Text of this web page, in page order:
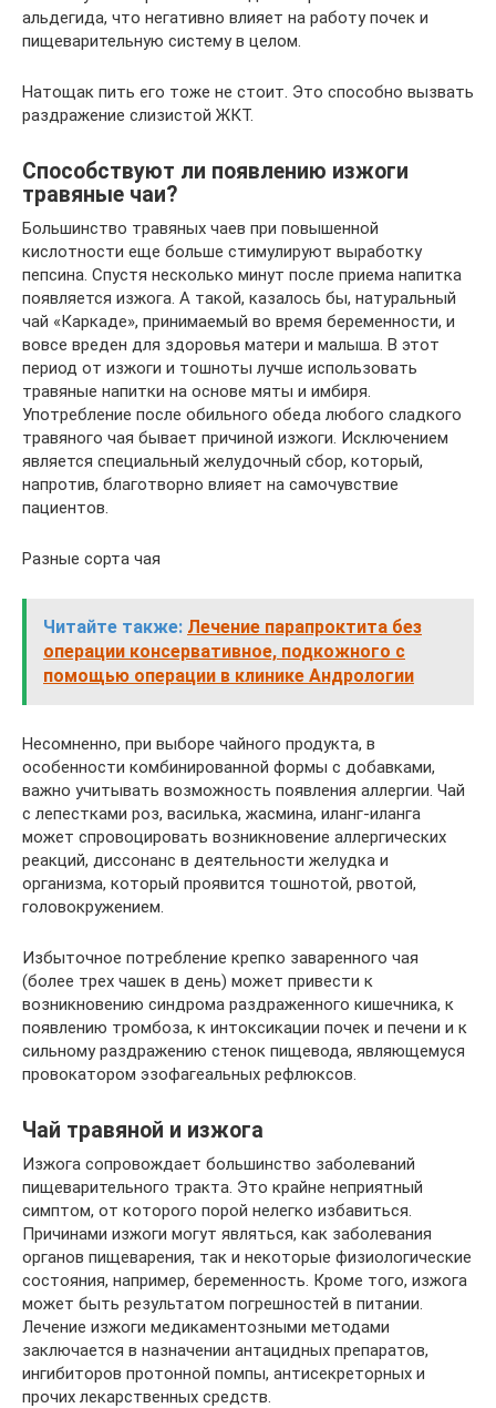
альдегида, что негативно влияет на работу почек и
пищеварительную систему в целом.
Натощак пить его тоже не стоит. Это способно вызвать
раздражение слизистой ЖКТ.
Способствуют ли появлению изжоги
травяные чаи?
Большинство травяных чаев при повышенной
кислотности еще больше стимулируют выработку
пепсина. Спустя несколько минут после приема напитка
появляется изжога. А такой, казалось бы, натуральный
чай «Каркаде», принимаемый во время беременности, и
вовсе вреден для здоровья матери и малыша. В этот
период от изжоги и тошноты лучше использовать
травяные напитки на основе мяты и имбиря.
Употребление после обильного обеда любого сладкого
травяного чая бывает причиной изжоги. Исключением
является специальный желудочный сбор, который,
напротив, благотворно влияет на самочувствие
пациентов.
Разные сорта чая
Читайте также: Лечение парапроктита без
операции консервативное, подкожного с
помощью операции в клинике Андрологии
Несомненно, при выборе чайного продукта, в
особенности комбинированной формы с добавками,
важно учитывать возможность появления аллергии. Чай
с лепестками роз, василька, жасмина, иланг-иланга
может спровоцировать возникновение аллергических
реакций, диссонанс в деятельности желудка и
организма, который проявится тошнотой, рвотой,
головокружением.
Избыточное потребление крепко заваренного чая
(более трех чашек в день) может привести к
возникновению синдрома раздраженного кишечника, к
появлению тромбоза, к интоксикации почек и печени и к
сильному раздражению стенок пищевода, являющемуся
провокатором эзофагеальных рефлюксов.
Чай травяной и изжога
Изжога сопровождает большинство заболеваний
пищеварительного тракта. Это крайне неприятный
симптом, от которого порой нелегко избавиться.
Причинами изжоги могут являться, как заболевания
органов пищеварения, так и некоторые физиологические
состояния, например, беременность. Кроме того, изжога
может быть результатом погрешностей в питании.
Лечение изжоги медикаментозными методами
заключается в назначении антацидных препаратов,
ингибиторов протонной помпы, антисекреторных и
прочих лекарственных средств.